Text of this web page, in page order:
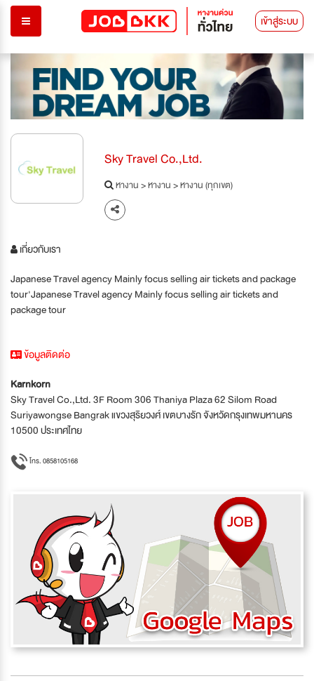
เข้าสู่ระบบ
Sky Travel Co.,Ltd.
หางาน>หางาน>หางาน (ทุกเขต)
เกี่ยวกับเรา
Japanese Travel agency Mainly focus selling air tickets and package
tour'Japanese Travel agency Mainly focus selling air tickets and
package tour
ข้อมูลติดต่อ
Karnkorn
Sky Travel Co.,Ltd. 3F Room 306 Thaniya Plaza 62 Silom Road
Suriyawongse Bangrak แขวงสุริยวงศ์ เขตบางรัก จังหวัดกรุงเทพมหานคร
10500 ประเทศไทย
โทร. 0858105168